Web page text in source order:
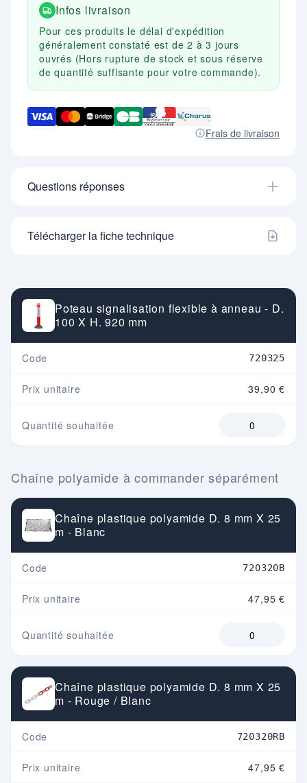
Infos livraison
Pour ces produits le délai d'expédition
généralement constaté est de 2 à 3 jours
ouvrés (Hors rupture de stock et sous réserve
de quantité suffisante pour votre commande).
Frais de livraison
Questions réponses
Télécharger la fiche technique
Poteau signalisation flexible à anneau - D.
100 X H. 920 mm
Code 720325
Prix unitaire 39,90 €
Quantité souhaitée
Chaîne polyamide à commander séparément
Chaîne plastique polyamide D. 8 mm X 25
m - Blanc
Code 720320B
Prix unitaire 47,95 €
Quantité souhaitée
Chaîne plastique polyamide D. 8 mm X 25
m - Rouge / Blanc
Code 720320RB
Prix unitaire 47,95 €